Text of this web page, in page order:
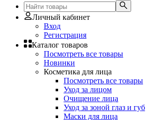
Личный кабинет
Вход
Регистрация
Каталог товаров
Посмотреть все товары
Новинки
Косметика для лица
Посмотреть все товары
Уход за лицом
Очищение лица
Уход за зоной глаз и губ
Маски для лица